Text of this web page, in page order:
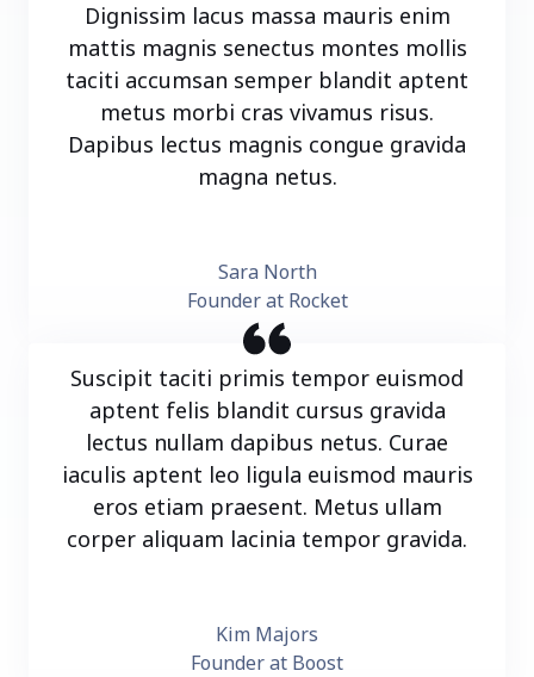
Dignissim lacus massa mauris enim
mattis magnis senectus montes mollis
taciti accumsan semper blandit aptent
metus morbi cras vivamus risus.
Dapibus lectus magnis congue gravida
magna netus.
Sara North
Founder at Rocket
Suscipit taciti primis tempor euismod
aptent felis blandit cursus gravida
lectus nullam dapibus netus. Curae
iaculis aptent leo ligula euismod mauris
eros etiam praesent. Metus ullam
corper aliquam lacinia tempor gravida.
Kim Majors
Founder at Boost